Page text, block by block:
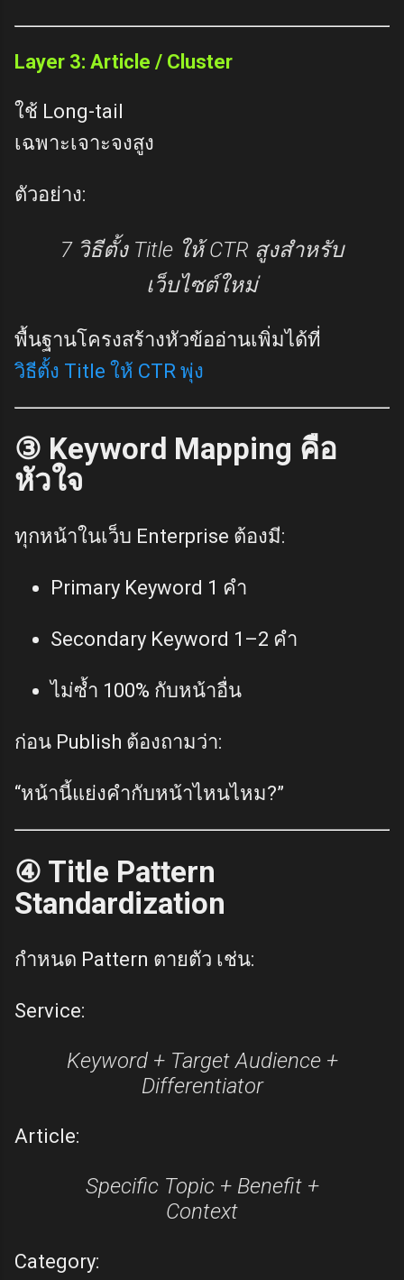
Layer 3: Article / Cluster
ใช้ Long-tail
เฉพาะเจาะจงสูง
ตัวอย่าง:
7 วิธีตั้ง Title ให้ CTR สูงสำหรับ
เว็บไซต์ใหม่
พื้นฐานโครงสร้างหัวข้ออ่านเพิ่มได้ที่
วิธีตั้ง Title ให้ CTR พุ่ง
③ Keyword Mapping คือ
หัวใจ
ทุกหน้าในเว็บ Enterprise ต้องมี:
Primary Keyword 1 คำ
Secondary Keyword 1–2 คำ
ไม่ซ้ำ 100% กับหน้าอื่น
ก่อน Publish ต้องถามว่า:
“หน้านี้แย่งคำกับหน้าไหนไหม?”
④ Title Pattern
Standardization
กำหนด Pattern ตายตัว เช่น:
Service:
Keyword + Target Audience +
Differentiator
Article:
Specific Topic + Benefit +
Context
Category: